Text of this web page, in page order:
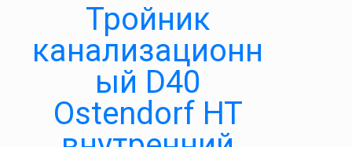
Тройник
канализационн
ый D40
Ostendorf HT